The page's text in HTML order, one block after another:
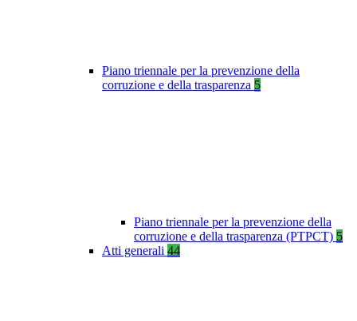
Piano triennale per la prevenzione della
corruzione e della trasparenza 5
Piano triennale per la prevenzione della
corruzione e della trasparenza (PTPCT) 5
Atti generali 44